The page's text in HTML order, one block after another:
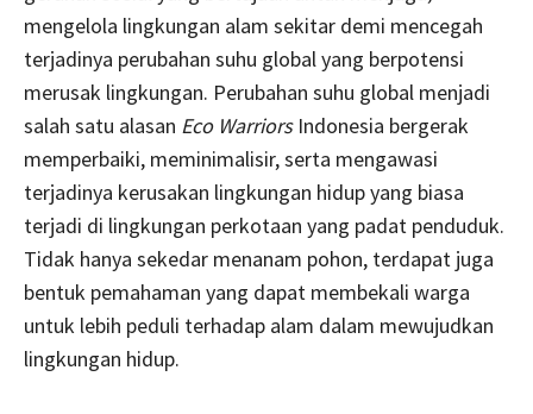
mengelola lingkungan alam sekitar demi mencegah
terjadinya perubahan suhu global yang berpotensi
merusak lingkungan. Perubahan suhu global menjadi
salah satu alasan Eco WarriorsIndonesia bergerak
memperbaiki, meminimalisir, serta mengawasi
terjadinya kerusakan lingkungan hidup yang biasa
terjadi di lingkungan perkotaan yang padat penduduk.
Tidak hanya sekedar menanam pohon, terdapat juga
bentuk pemahaman yang dapat membekali warga
untuk lebih peduli terhadap alam dalam mewujudkan
lingkungan hidup.